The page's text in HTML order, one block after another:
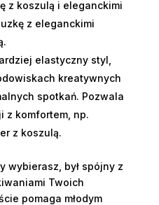
z koszulą i eleganckimi
z eleganckimi
elastyczny styl,
kreatywnych
spotkań. Pozwala
z komfortem, np.
z koszulą.
wybierasz, był spójny z
Twoich
pomaga młodym